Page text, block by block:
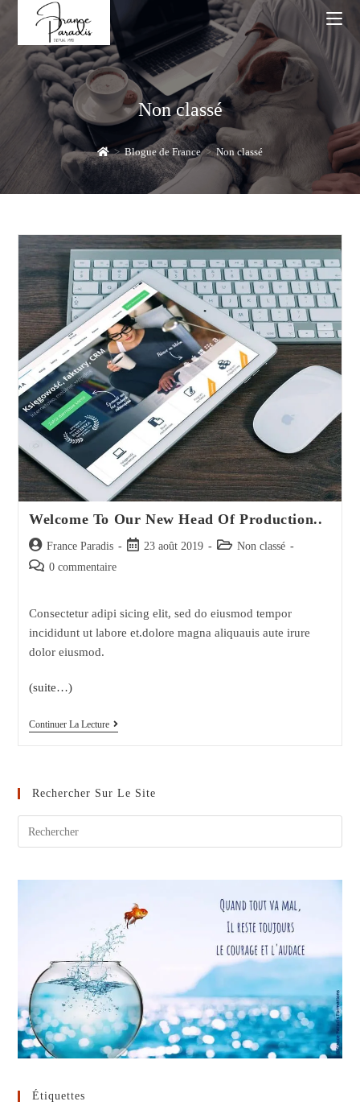
content
Non classé
> Blogue de France > Non classé
Welcome To Our New Head Of Production..
Auteur/autrice
de
France Paradis
Post23 août 2019
Post Non classé
Post 0 commentaire
Consectetur adipi sicing elit, sed do eiusmod tempor
incididunt ut labore et.dolore magna aliquauis aute irure
dolor eiusmod.
(suite…)
Continuer La LectureWelcome
Of
Rechercher Sur Le Site
Étiquettes